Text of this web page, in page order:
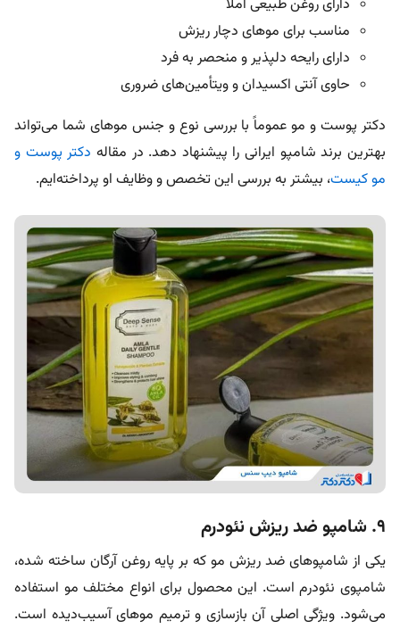
دارای روغن طبیعی آملا
مناسب برای مو‌های دچار ریزش
دارای رایحه دلپذیر و منحصر به فرد
حاوی آنتی اکسیدان و ویتأمین‌های ضروری
دکتر پوست و مو عموماً با بررسی نوع و جنس موهای شما می‌تواند
بهترین برند شامپو ایرانی را پیشنهاد دهد. در مقاله دکتر پوست و
مو کیست، بیشتر به بررسی این تخصص و وظایف او پرداخته‌ایم.
۹. شامپو ضد ریزش نئودرم
یکی از شامپو‌های ضد ریزش مو که بر پایه روغن آرگان ساخته شده،
شامپوی نئودرم است. این محصول برای انواع مختلف مو استفاده
می‌شود. ویژگی اصلی آن بازسازی و ترمیم مو‌های آسیب‌دیده است.